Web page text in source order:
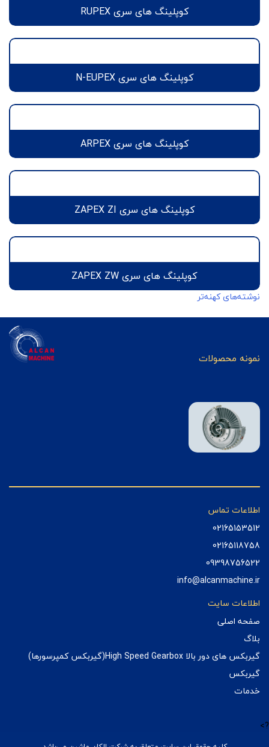
کوپلینگ های سری RUPEX
کوپلینگ های سری N-EUPEX
کوپلینگ های سری ARPEX
کوپلینگ های سری ZAPEX ZI
کوپلینگ های سری ZAPEX ZW
راهبری
نوشته‌ها
نوشته‌های کهنه‌تر
نمونه محصولات
اطلاعات تماس
02165153512
02165118758
09398756522
info@alcanmachine.ir
اطلاعات سایت
صفحه اصلی
بلاگ
گیربکس های دور بالا High Speed Gearbox(گیربکس کمپرسورها)
گیربکس
خدمات
?>